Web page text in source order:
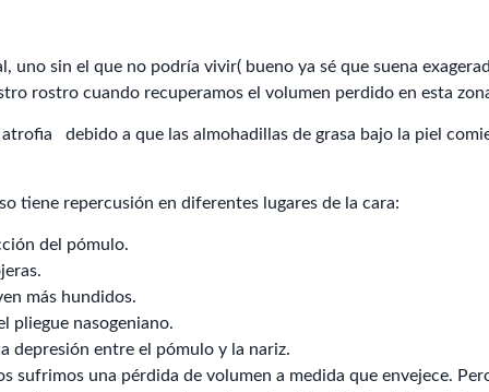
uno sin el que no podría vivir( bueno ya sé que suena
rostro cuando recuperamos el volumen perdido en esta
debido a que las almohadillas de grasa bajo la piel
tiene repercusión en diferentes lugares de la cara:
del pómulo.
más hundidos.
pliegue nasogeniano.
depresión entre el pómulo y la nariz.
sufrimos una pérdida de volumen a medida que envejece.